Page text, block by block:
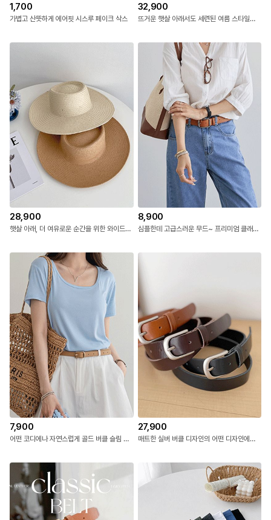
1,700
가볍고 산뜻하게 에어핏 시스루 페이크 삭스
32,900
뜨거운 햇살 아래서도 세련된 여름 스타일을 완성하는 클레이 밀짚 페도라/라피아햇
28,900
햇살 아래, 더 여유로운 순간을 위한 와이드 라피아 페도라
8,900
심플한데 고급스러운 무드~ 프리미엄 클래식 스퀘어 벨트
7,900
어떤 코디에나 자연스럽게 골드 버클 슬림 벨트
27,900
매트한 실버 버클 디자인의 어떤 디자인에도 자연스럽게,유행타지 않는 리얼 소가죽 벨트